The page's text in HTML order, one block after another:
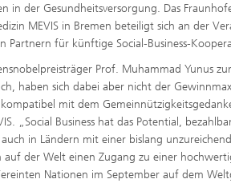
in der Gesundheitsversorgung. Das
MEVIS in Bremen beteiligt sich an der
Partnern für künftige Social-Business-
Prof. Muhammad Yunus
haben sich dabei aber nicht der
mit dem
„Social Business hat das Potential,
in Ländern mit einer bislang
auf der Welt einen Zugang zu einer
Nationen im September auf dem